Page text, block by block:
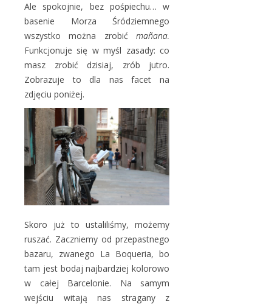
Ale spokojnie, bez pośpiechu… w
basenie Morza Śródziemnego
wszystko można zrobić mañana.
Funkcjonuje się w myśl zasady: co
masz zrobić dzisiaj, zrób jutro.
Zobrazuje to dla nas facet na
zdjęciu poniżej.
Skoro już to ustaliliśmy, możemy
ruszać. Zaczniemy od przepastnego
bazaru, zwanego La Boqueria, bo
tam jest bodaj najbardziej kolorowo
w całej Barcelonie. Na samym
wejściu witają nas stragany z